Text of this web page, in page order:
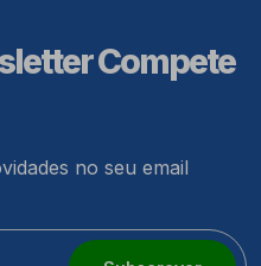
Compete
no seu email